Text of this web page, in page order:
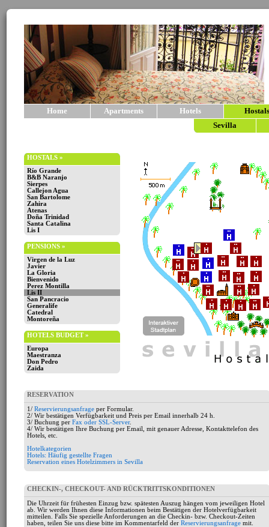
Home Apartments Hotels
Hostals
Sevilla
HOSTALS »
Río Grande
B&B Naranjo
Sierpes
Callejon Agua
San Bartolome
Zahira
Atenas
Doña Trinidad
Santa Catalina
Lis I
PENSIONS »
Virgen de la Luz
Javier
La Gloria
Bienvenido
Perez Montilla
Lis II
San Pancracio
Generalife
Catedral
Montoreña
HOTELS BUDGET »
Europa
Maestranza
Don Pedro
Zaida
RESERVATION
1/ Reservierungsanfrageper Formular.
2/ Wir bestätigen Verfügbarkeit und Preis per Email innerhalb 24 h.
3/ Buchung per Fax oder SSL-Server.
4/ Wir bestätigen Ihre Buchung per Email, mit genauer Adresse, Kontakttelefon des
Hotels, etc.
Hotelkategorien
Hotels: Häufig gestellte Fragen
Reservation eines Hotelzimmers in Sevilla
CHECKIN-, CHECKOUT- AND RÜCKTRITTSKONDITIONEN
Die Uhrzeit für frühesten Einzug bzw. spätesten Auszug hängen vom jeweiligen Hotel
ab. Wir werden Ihnen diese Informationen beim Bestätigen der Hotelverfügbarkeit
mitteilen. Falls Sie spezielle Anforderungen an die Checkin- bzw. Checkout-Zeiten
haben, teilen Sie uns diese bitte im Kommentarfeld der Reservierungsanfragemit.